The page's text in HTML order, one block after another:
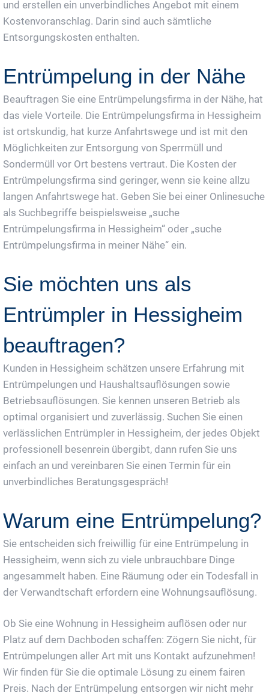
und erstellen ein unverbindliches Angebot mit einem
Kostenvoranschlag. Darin sind auch sämtliche
Entsorgungskosten enthalten.
Entrümpelung in der Nähe
Beauftragen Sie eine Entrümpelungsfirma in der Nähe, hat
das viele Vorteile. Die Entrümpelungsfirma in Hessigheim
ist ortskundig, hat kurze Anfahrtswege und ist mit den
Möglichkeiten zur Entsorgung von Sperrmüll und
Sondermüll vor Ort bestens vertraut. Die Kosten der
Entrümpelungsfirma sind geringer, wenn sie keine allzu
langen Anfahrtswege hat. Geben Sie bei einer Onlinesuche
als Suchbegriffe beispielsweise „suche
Entrümpelungsfirma in Hessigheim“ oder „suche
Entrümpelungsfirma in meiner Nähe“ ein.
Sie möchten uns als
Entrümpler in Hessigheim
beauftragen?
Kunden in Hessigheim schätzen unsere Erfahrung mit
Entrümpelungen und Haushaltsauflösungen sowie
Betriebsauflösungen. Sie kennen unseren Betrieb als
optimal organisiert und zuverlässig. Suchen Sie einen
verlässlichen Entrümpler in Hessigheim, der jedes Objekt
professionell besenrein übergibt, dann rufen Sie uns
einfach an und vereinbaren Sie einen Termin für ein
unverbindliches Beratungsgespräch!
Warum eine Entrümpelung?
Sie entscheiden sich freiwillig für eine Entrümpelung in
Hessigheim, wenn sich zu viele unbrauchbare Dinge
angesammelt haben. Eine Räumung oder ein Todesfall in
der Verwandtschaft erfordern eine Wohnungsauflösung.
Ob Sie eine Wohnung in Hessigheim auflösen oder nur
Platz auf dem Dachboden schaffen: Zögern Sie nicht, für
Entrümpelungen aller Art mit uns Kontakt aufzunehmen!
Wir finden für Sie die optimale Lösung zu einem fairen
Preis. Nach der Entrümpelung entsorgen wir nicht mehr